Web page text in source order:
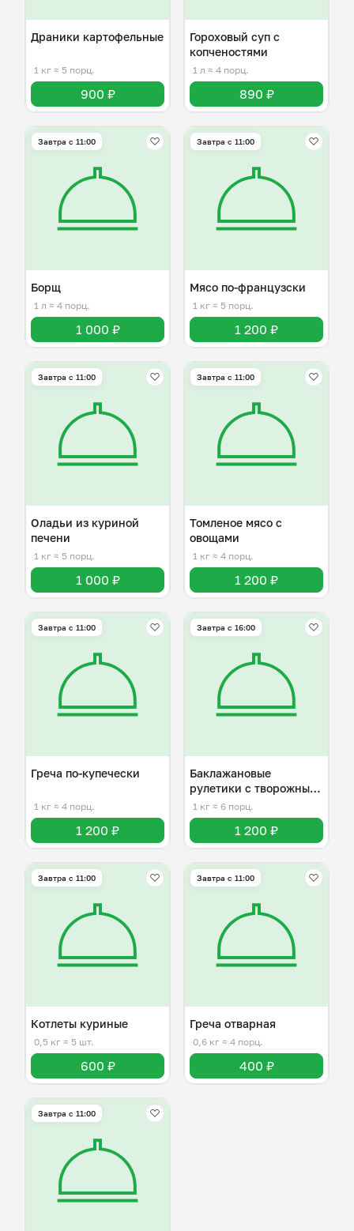
Драники картофельные
1 кг ≈ 5 порц.
900 ₽
Гороховый суп с
копченостями
1 л ≈ 4 порц.
890 ₽
Завтра c 11:00
Борщ
1 л ≈ 4 порц.
1 000 ₽
Завтра c 11:00
Мясо по-французски
1 кг ≈ 5 порц.
1 200 ₽
Завтра c 11:00
Оладьи из куриной
печени
1 кг ≈ 5 порц.
1 000 ₽
Завтра c 11:00
Томленое мясо с
овощами
1 кг ≈ 4 порц.
1 200 ₽
Завтра c 11:00
Греча по-купечески
1 кг ≈ 4 порц.
1 200 ₽
Завтра c 16:00
Баклажановые
рулетики с творожным
сыром и орехом
1 кг ≈ 6 порц.
1 200 ₽
Завтра c 11:00
Котлеты куриные
0,5 кг ≈ 5 шт.
600 ₽
Завтра c 11:00
Греча отварная
0,6 кг ≈ 4 порц.
400 ₽
Завтра c 11:00